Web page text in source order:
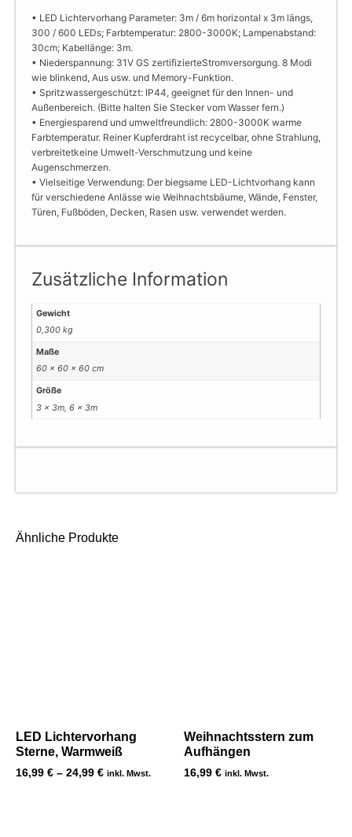
Ähnliche Produkte
LED Lichtervorhang
Sterne, Warmweiß
16,99 € – 24,99 € inkl. Mwst.
Weihnachtsstern zum
Aufhängen
16,99 € inkl. Mwst.
• LED Lichtervorhang Parameter: 3m / 6m horizontal x 3m längs,
300 / 600 LEDs; Farbtemperatur: 2800-3000K; Lampenabstand:
30cm; Kabellänge: 3m.
• Niederspannung: 31V GS zertifizierteStromversorgung. 8 Modi
wie blinkend, Aus usw. und Memory-Funktion.
• Spritzwassergeschützt: IP44, geeignet für den Innen- und
Außenbereich. (Bitte halten Sie Stecker vom Wasser fern.)
• Energiesparend und umweltfreundlich: 2800-3000K warme
Farbtemperatur. Reiner Kupferdraht ist recycelbar, ohne Strahlung,
verbreitetkeine Umwelt-Verschmutzung und keine
Augenschmerzen.
• Vielseitige Verwendung: Der biegsame LED-Lichtvorhang kann
für verschiedene Anlässe wie Weihnachtsbäume, Wände, Fenster,
Türen, Fußböden, Decken, Rasen usw. verwendet werden.
Zusätzliche Information
Gewicht
0,300 kg
Maße
60 × 60 × 60 cm
Größe
3 x 3m, 6 x 3m